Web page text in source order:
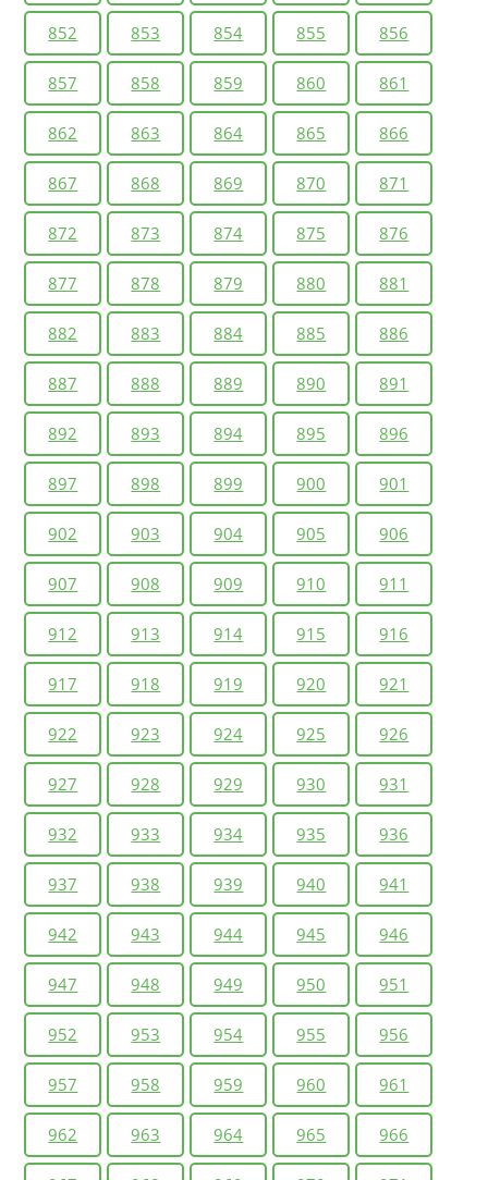
852 853 854 855 856
857 858 859 860 861
862 863 864 865 866
867 868 869 870 871
872 873 874 875 876
877 878 879 880 881
882 883 884 885 886
887 888 889 890 891
892 893 894 895 896
897 898 899 900 901
902 903 904 905 906
907 908 909 910 911
912 913 914 915 916
917 918 919 920 921
922 923 924 925 926
927 928 929 930 931
932 933 934 935 936
937 938 939 940 941
942 943 944 945 946
947 948 949 950 951
952 953 954 955 956
957 958 959 960 961
962 963 964 965 966